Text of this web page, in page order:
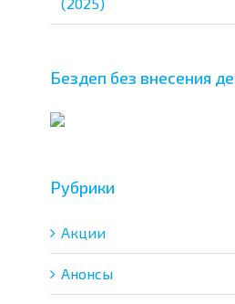
Бездеп без внесения
Рубрики
Акции
Анонсы